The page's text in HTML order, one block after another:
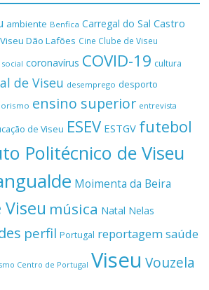
ambiente Benfica Carregal do Sal Castro
Dão Lafões Cine Clube de Viseu
coronavírus COVID-19 cultura
de Viseu desemprego desporto
ensino superior entrevista
de Viseu ESEV ESTGV futebol
Politécnico de Viseu
Moimenta da Beira
música Natal Nelas
perfil Portugal reportagemsaúde
Centro de Portugal Viseu Vouzela